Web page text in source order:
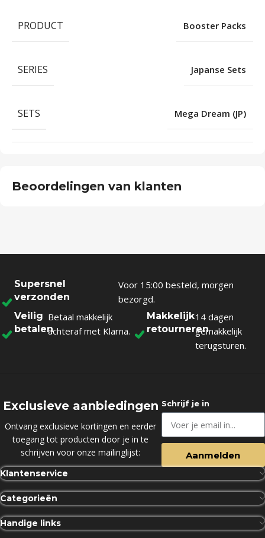
PRODUCT Booster Packs
SERIES Japanse Sets
SETS Mega Dream (JP)
Beoordelingen van klanten
Supersnel
verzonden
Voor 15:00 besteld, morgen
bezorgd.
Veilig
betalen
Betaal makkelijk
achteraf met Klarna.
Makkelijk
retourneren
14 dagen
gemakkelijk
terugsturen.
Exclusieve aanbiedingen
Ontvang exclusieve kortingen en eerder
toegang tot producten door je in te
schrijven voor onze mailinglijst:
Schrijf je in
Aanmelden
Klantenservice
Categorieën
Handige links